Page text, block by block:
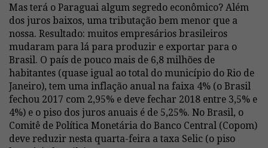
Mas terá o Paraguai algum segredo econômico? Além
dos juros baixos, uma tributação bem menor que a
nossa. Resultado: muitos empresários brasileiros
mudaram para lá para produzir e exportar para o
Brasil. O país de pouco mais de 6,8 milhões de
habitantes (quase igual ao total do município do Rio de
Janeiro), tem uma inflação anual na faixa 4% (o Brasil
fechou 2017 com 2,95% e deve fechar 2018 entre 3,5% e
4%) e o piso dos juros anuais é de 5,25%. No Brasil, o
Comitê de Política Monetária do Banco Central (Copom)
deve reduzir nesta quarta-feira a taxa Selic (o piso